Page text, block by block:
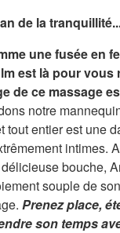
de la
une fusée en
est là pour
de ce massage
notre
tout entier est une
intimes.
bouche,
souple de
Prenez place,
son temps